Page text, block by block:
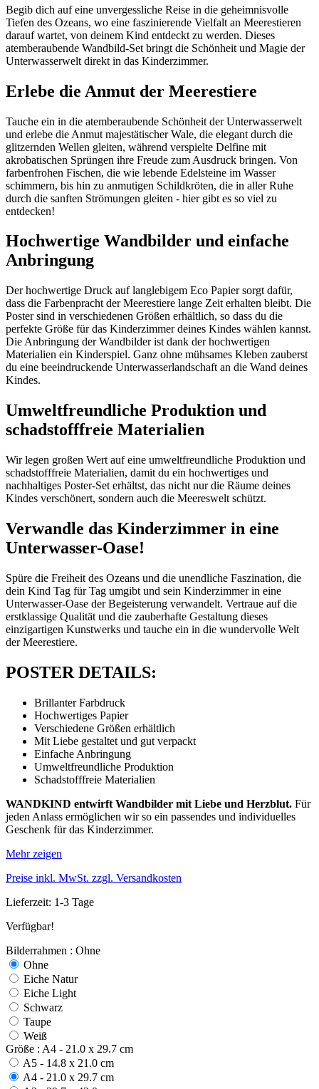
Begib dich auf eine unvergessliche Reise in die geheimnisvolle
Tiefen des Ozeans, wo eine faszinierende Vielfalt an Meerestieren
darauf wartet, von deinem Kind entdeckt zu werden. Dieses
atemberaubende Wandbild-Set bringt die Schönheit und Magie der
Unterwasserwelt direkt in das Kinderzimmer.
Erlebe die Anmut der Meerestiere
Tauche ein in die atemberaubende Schönheit der Unterwasserwelt
und erlebe die Anmut majestätischer Wale, die elegant durch die
glitzernden Wellen gleiten, während verspielte Delfine mit
akrobatischen Sprüngen ihre Freude zum Ausdruck bringen. Von
farbenfrohen Fischen, die wie lebende Edelsteine im Wasser
schimmern, bis hin zu anmutigen Schildkröten, die in aller Ruhe
durch die sanften Strömungen gleiten - hier gibt es so viel zu
entdecken!
Hochwertige Wandbilder und einfache
Anbringung
Der hochwertige Druck auf langlebigem Eco Papier sorgt dafür,
dass die Farbenpracht der Meerestiere lange Zeit erhalten bleibt. Die
Poster sind in verschiedenen Größen erhältlich, so dass du die
perfekte Größe für das Kinderzimmer deines Kindes wählen kannst.
Die Anbringung der Wandbilder ist dank der hochwertigen
Materialien ein Kinderspiel. Ganz ohne mühsames Kleben zauberst
du eine beeindruckende Unterwasserlandschaft an die Wand deines
Kindes.
Umweltfreundliche Produktion und
schadstofffreie Materialien
Wir legen großen Wert auf eine umweltfreundliche Produktion und
schadstofffreie Materialien, damit du ein hochwertiges und
nachhaltiges Poster-Set erhältst, das nicht nur die Räume deines
Kindes verschönert, sondern auch die Meereswelt schützt.
Verwandle das Kinderzimmer in eine
Unterwasser-Oase!
Spüre die Freiheit des Ozeans und die unendliche Faszination, die
dein Kind Tag für Tag umgibt und sein Kinderzimmer in eine
Unterwasser-Oase der Begeisterung verwandelt. Vertraue auf die
erstklassige Qualität und die zauberhafte Gestaltung dieses
einzigartigen Kunstwerks und tauche ein in die wundervolle Welt
der Meerestiere.
POSTER DETAILS:
Brillanter Farbdruck
Hochwertiges Papier
Verschiedene Größen erhältlich
Mit Liebe gestaltet und gut verpackt
Einfache Anbringung
Umweltfreundliche Produktion
Schadstofffreie Materialien
WANDKIND entwirft Wandbilder mit Liebe und Herzblut. Für
jeden Anlass ermöglichen wir so ein passendes und individuelles
Geschenk für das Kinderzimmer.
Mehr zeigen
Preise inkl. MwSt. zzgl. Versandkosten
Lieferzeit: 1-3 Tage
Verfügbar!
Bilderrahmen : Ohne
Ohne
Eiche Natur
Eiche Light
Schwarz
Taupe
Weiß
Größe : A4 - 21.0 x 29.7 cm
A5 - 14.8 x 21.0 cm
A4 - 21.0 x 29.7 cm